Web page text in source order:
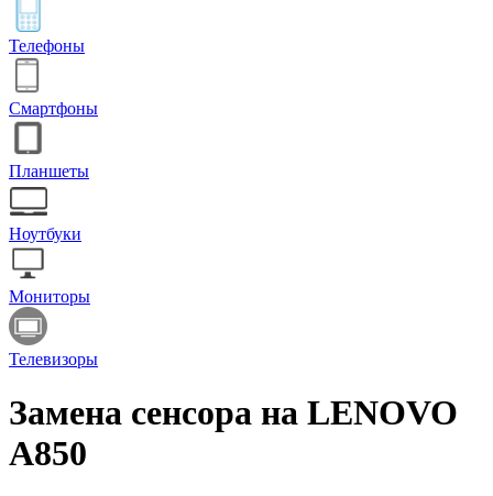
Телефоны
Смартфоны
Планшеты
Ноутбуки
Мониторы
Телевизоры
Замена сенсора на LENOVO
A850